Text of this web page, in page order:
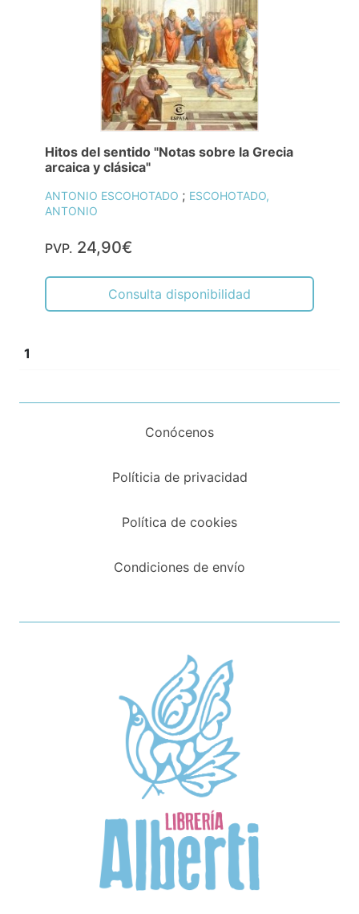
Hitos del sentido "Notas sobre la Grecia
arcaica y clásica"
ANTONIO ESCOHOTADO ; ESCOHOTADO,
ANTONIO
PVP. 24,90€
Consulta disponibilidad
1
Conócenos
Políticia de privacidad
Política de cookies
Condiciones de envío